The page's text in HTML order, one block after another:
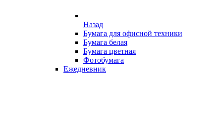
Назад
Бумага для офисной техники
Бумага белая
Бумага цветная
Фотобумага
Ежедневник